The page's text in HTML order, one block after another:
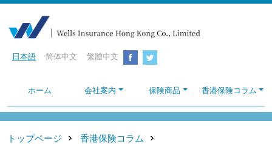
日本語 简体中文 繁體中文
ホーム 会社案内 保険商品 香港保険コラム
トップページ
香港保険コラム